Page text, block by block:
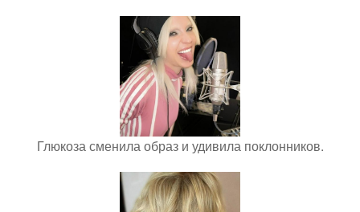
Глюкоза сменила образ и удивила поклонников.